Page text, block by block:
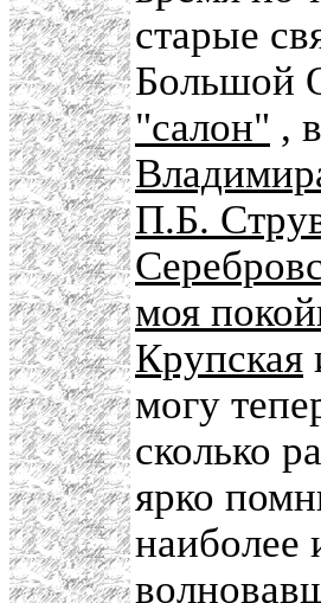
старые
Большой
"салон" ,
П.Б.
моя
Крупская
могу
сколько
ярко
наиболее